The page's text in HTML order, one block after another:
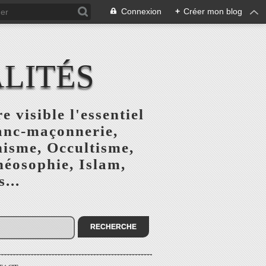
Connexion + Créer mon blog
visible l'essentiel
maçonnerie,
Occultisme,
Islam,